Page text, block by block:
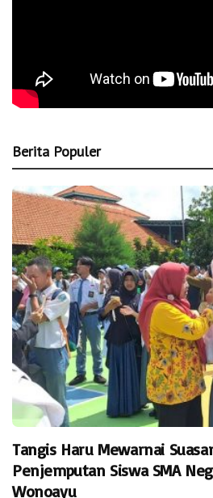
Berita Populer
Tangis Haru Mewarnai
Penjemputan Siswa SMA
Wonoayu